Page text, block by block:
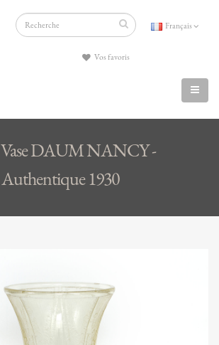
Français
Vos favoris
Vase DAUM NANCY -
Authentique 1930